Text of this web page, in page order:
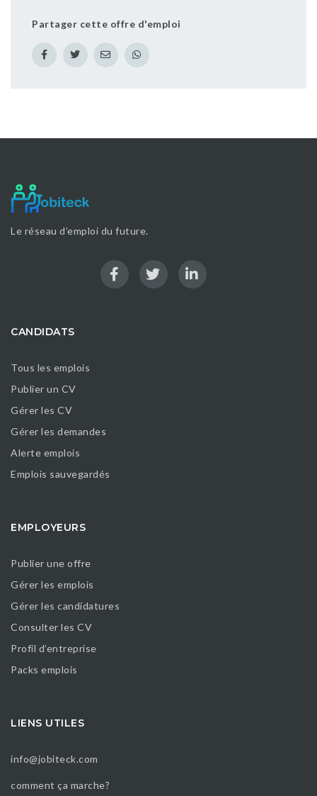
Partager cette offre d'emploi
Le réseau d’emploi du future.
CANDIDATS
Tous les emplois
Publier un CV
Gérer les CV
Gérer les demandes
Alerte emplois
Emplois sauvegardés
EMPLOYEURS
Publier une offre
Gérer les emplois
Gérer les candidatures
Consulter les CV
Profil d’entreprise
Packs emplois
LIENS UTILES
info@jobiteck.com
comment ça marche?